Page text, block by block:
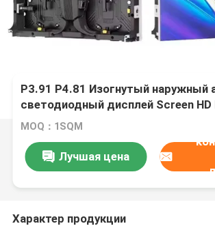
P3.91 P4.81 Изогнутый наружный
светодиодный дисплей Screen HD
Led Screen события светодиодный
MOQ：1SQM
Лучшая цена
Характер продукции